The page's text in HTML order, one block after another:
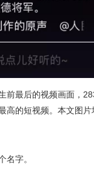
最后的视频画面，
高的短视频。本文图
字。